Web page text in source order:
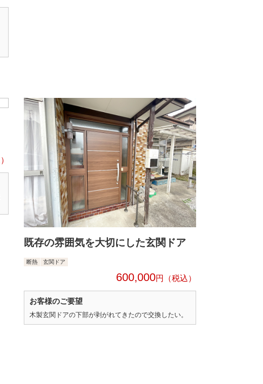
既存の雰囲気を大切にした玄関ドア
断熱 玄関ドア
600,000円
お客様のご要望
木製玄関ドアの下部が剥がれてきたので交換したい。